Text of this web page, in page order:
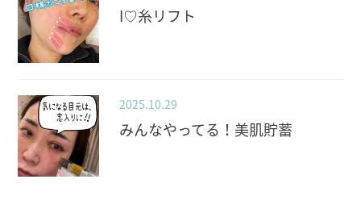
I♡糸リフト
2025.10.29
みんなやってる！美肌貯蓄